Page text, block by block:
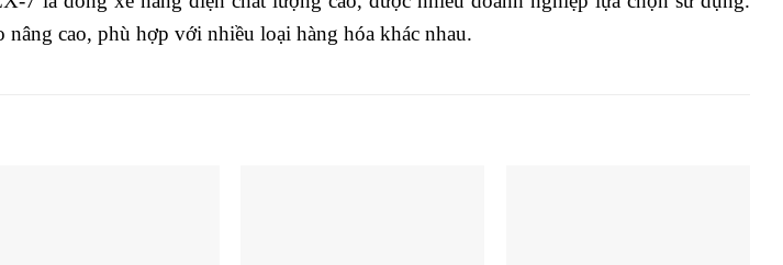
cao, phù hợp với nhiều loại hàng hóa khác nhau.